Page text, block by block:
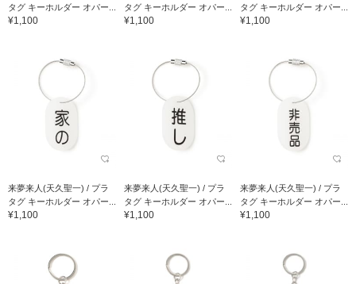
タグ キーホルダー オパー...
¥1,100
タグ キーホルダー オパー...
¥1,100
タグ キーホルダー オパー...
¥1,100
来夢来人(天久聖一) / プラ
タグ キーホルダー オパー...
¥1,100
来夢来人(天久聖一) / プラ
タグ キーホルダー オパー...
¥1,100
来夢来人(天久聖一) / プラ
タグ キーホルダー オパー...
¥1,100